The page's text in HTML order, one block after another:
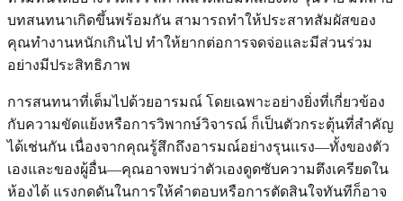
บทสนทนาเกิดขึ้นพร้อมกัน สามารถทำให้ประสาทสัมผัสของ
คุณทำงานหนักเกินไป ทำให้ยากต่อการจดจ่อและมีส่วนร่วม
อย่างมีประสิทธิภาพ
การสนทนาที่เต็มไปด้วยอารมณ์ โดยเฉพาะอย่างยิ่งที่เกี่ยวข้อง
กับความขัดแย้งหรือการวิพากษ์วิจารณ์ ก็เป็นตัวกระตุ้นที่สำคัญ
ได้เช่นกัน เนื่องจากคุณรู้สึกถึงอารมณ์อย่างรุนแรง—ทั้งของตัว
เองและของผู้อื่น—คุณอาจพบว่าตัวเองดูดซับความตึงเครียดใน
ห้องได้ แรงกดดันในการให้คำตอบหรือการตัดสินใจทันทีก็อาจ